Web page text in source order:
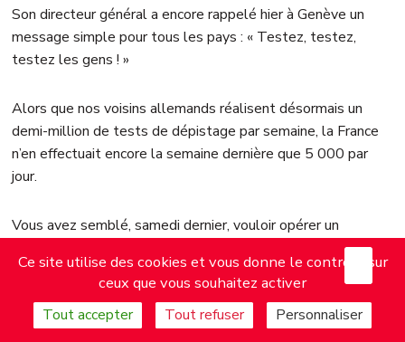
Son directeur général a encore rappelé hier à Genève un
message simple pour tous les pays : « Testez, testez,
testez les gens ! »
Alors que nos voisins allemands réalisent désormais un
demi-million de tests de dépistage par semaine, la France
n’en effectuait encore la semaine dernière que 5 000 par
jour.
Vous avez semblé, samedi dernier, vouloir opérer un
changement de stratégie en annonçant la commande
massive de tests sérologiques dans l’espoir de pouvoir
pratiquer quelque 100 000 tests par jour d’ici à la fin du
mois de juin.
Ce site utilise des cookies et vous donne le contrôle sur
ceux que vous souhaitez activer
Tout accepter Tout refuser Personnaliser